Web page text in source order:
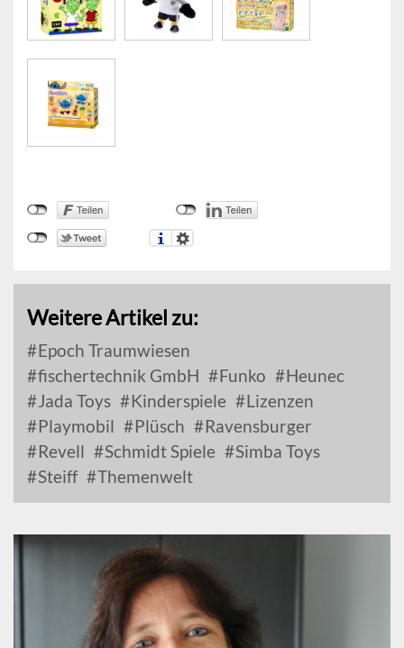
Weitere Artikel zu:
Epoch Traumwiesen
fischertechnik GmbH
Funko
Heunec
Jada Toys
Kinderspiele
Lizenzen
Playmobil
Plüsch
Ravensburger
Revell
Schmidt Spiele
Simba Toys
Steiff
Themenwelt